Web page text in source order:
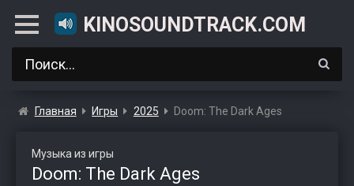
KINOSOUNDTRACK.COM
Главная Игры 2025 Doom: The Dark Ages
Музыка из игры
Doom: The Dark Ages